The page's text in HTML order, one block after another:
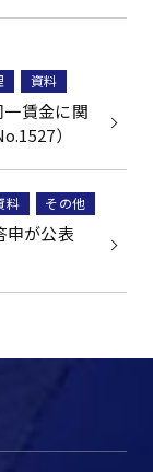
資料
賃金に関
）
料 その他
申が公表